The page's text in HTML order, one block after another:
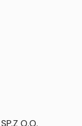
O.O.